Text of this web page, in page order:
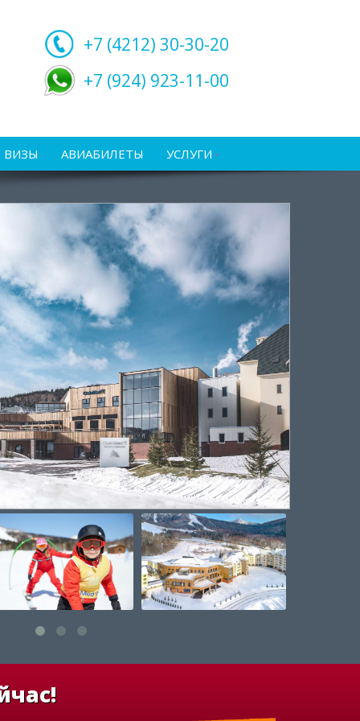
+7 (4212) 30-30-20
+7 (924) 923-11-00
ВИЗЫ АВИАБИЛЕТЫ УСЛУГИ